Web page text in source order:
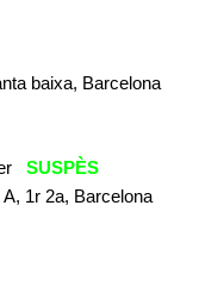
baixa, Barcelona
SUSPÈS
1r 2a, Barcelona